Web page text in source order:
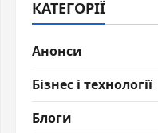
КАТЕГОРІЇ
Анонси
Бізнес і технології
Блоги